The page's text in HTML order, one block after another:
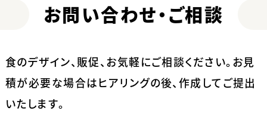
お問い合わせ・ご相談
食のデザイン、販促、お気軽にご相談ください。お見
積が必要な場合はヒアリングの後、作成してご提出
いたします。